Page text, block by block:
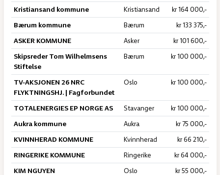
Kristiansand kommune Kristiansand kr 164 000,-
Bærum kommune Bærum kr 133 375,-
ASKER KOMMUNE Asker kr 101 600,-
Skipsreder Tom Wilhelmsens
Stiftelse
Bærum kr 100 000,-
TV-AKSJONEN 26 NRC
FLYKTNINGSHJ. | Fagforbundet
Oslo kr 100 000,-
TOTALENERGIES EP NORGE AS Stavanger kr 100 000,-
Aukra kommune Aukra kr 75 000,-
KVINNHERAD KOMMUNE Kvinnherad kr 66 210,-
RINGERIKE KOMMUNE Ringerike kr 64 000,-
KIM NGUYEN Oslo kr 55 000,-